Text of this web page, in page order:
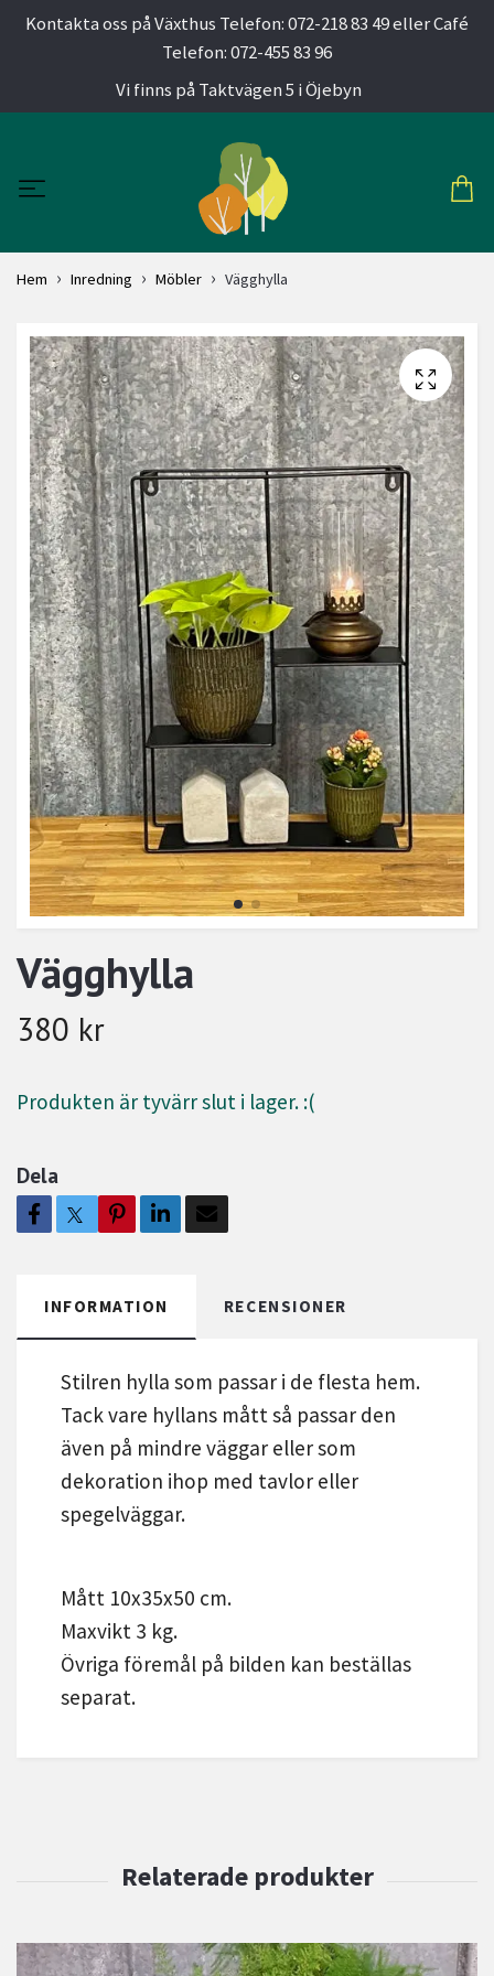
Kontakta oss på Växthus Telefon: 072-218 83 49 eller Café
Telefon: 072-455 83 96
Vi finns på Taktvägen 5 i Öjebyn
Hem Inredning Möbler Vägghylla
Vägghylla
380 kr
Produkten är tyvärr slut i lager. :(
Dela
INFORMATION RECENSIONER
Stilren hylla som passar i de flesta hem.
Tack vare hyllans mått så passar den
även på mindre väggar eller som
dekoration ihop med tavlor eller
spegelväggar.
Mått 10x35x50 cm.
Maxvikt 3 kg.
Övriga föremål på bilden kan beställas
separat.